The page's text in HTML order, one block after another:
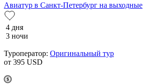
Авиатур в Санкт-Петербург на выходные
4 дня
3 ночи
Туроператор: Оригинальный тур
от 395 USD